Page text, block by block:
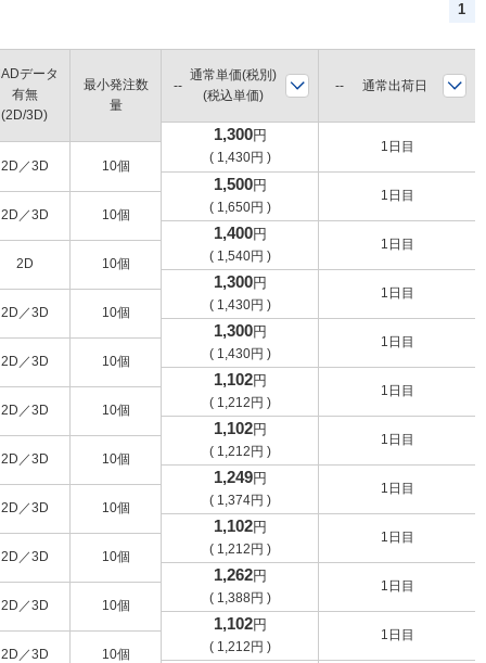
1
データ
有無
(2D/3D)
最小発注数
量
2D／3D 10個
2D／3D 10個
2D 10個
2D／3D 10個
2D／3D 10個
2D／3D 10個
2D／3D 10個
2D／3D 10個
2D／3D 10個
2D／3D 10個
2D／3D 10個
通常単価(税別)
(税込単価)
通常出荷日
1,300円
( 1,430円 )
1日目
1,500円
( 1,650円 )
1日目
1,400円
( 1,540円 )
1日目
1,300円
( 1,430円 )
1日目
1,300円
( 1,430円 )
1日目
1,102円
( 1,212 円 )
1日目
1,102円
( 1,212 円 )
1日目
1,249円
( 1,374円 )
1日目
1,102円
( 1,212 円 )
1日目
1,262円
( 1,388円 )
1日目
1,102円
( 1,212 円 )
1日目